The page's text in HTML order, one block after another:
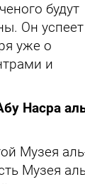
будут
Он успеет
уже о
и
Насра
Музея
Музея